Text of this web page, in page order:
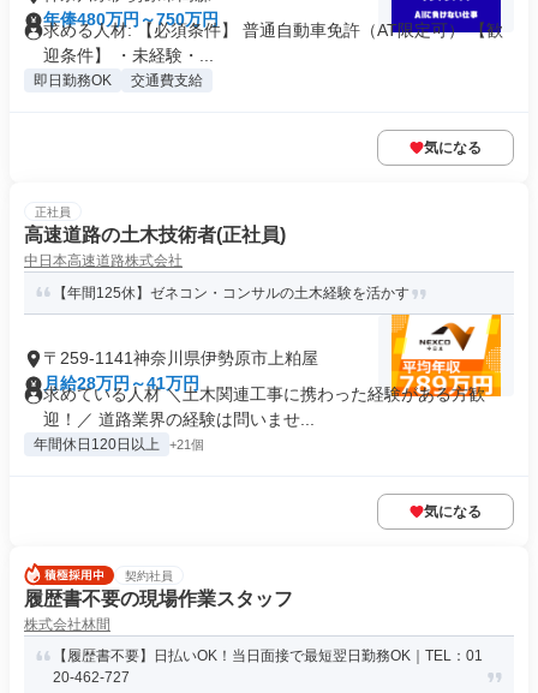
年俸480万円～750万円
求める人材: 【必須条件】 普通自動車免許（AT限定可） 【歓
迎条件】 ・未経験・...
即日勤務OK 交通費支給
気になる
正社員
高速道路の土木技術者(正社員)
中日本高速道路株式会社
【年間125休】ゼネコン・コンサルの土木経験を活かす
〒259-1141神奈川県伊勢原市上粕屋
月給28万円～41万円
求めている人材 ＼土木関連工事に携わった経験がある方歓
迎！／ 道路業界の経験は問いませ...
年間休日120日以上 +21個
気になる
契約社員
履歴書不要の現場作業スタッフ
株式会社林間
【履歴書不要】日払いOK！当日面接で最短翌日勤務OK｜TEL：01
20-462-727